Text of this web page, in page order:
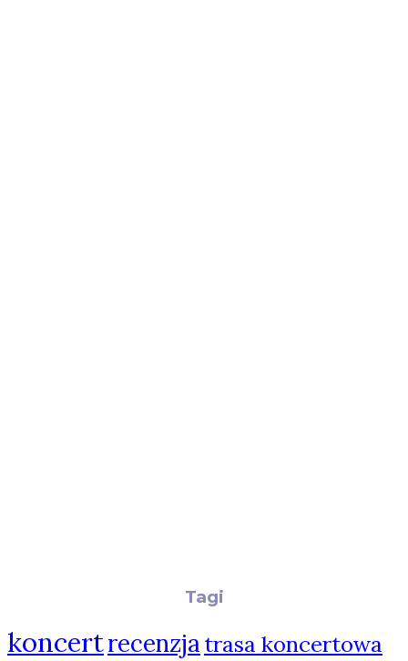
Tagi
koncertrecenzja trasa koncertowa